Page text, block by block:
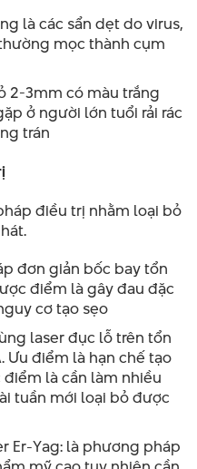
là các sẩn dẹt do virus,
mọc thành cụm
2-3mm có màu trắng
ở người lớn tuổi rải rác
trán
điều trị nhằm loại bỏ
đơn giản bốc bay tổn
điểm là gây đau đặc
cơ tạo sẹo
laser đục lỗ trên tổn
Ưu điểm là hạn chế tạo
là cần làm nhiều
tuần mới loại bỏ được
Er-Yag: là phương pháp